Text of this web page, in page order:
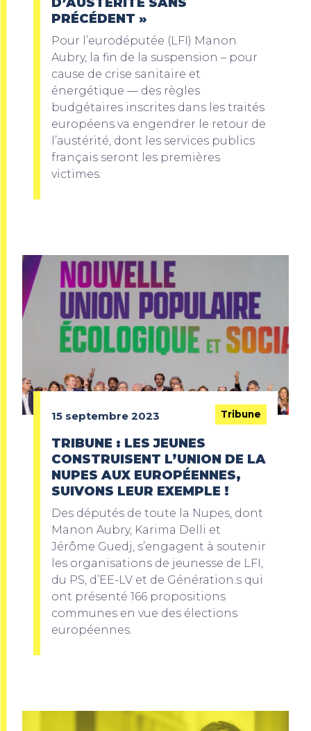
PRÉCÉDENT »
Pour l’eurodéputée (LFI) Manon
Aubry, la fin de la suspension – pour
cause de crise sanitaire et
énergétique — des règles
budgétaires inscrites dans les traités
européens va engendrer le retour de
l’austérité, dont les services publics
français seront les premières
victimes.
15 septembre 2023 Tribune
TRIBUNE : LES JEUNES
CONSTRUISENT L’UNION DE LA
NUPES AUX EUROPÉENNES,
SUIVONS LEUR EXEMPLE !
Des députés de toute la Nupes, dont
Manon Aubry, Karima Delli et
Jérôme Guedj, s’engagent à soutenir
les organisations de jeunesse de LFI,
du PS, d’EE-LV et de Génération.s qui
ont présenté 166 propositions
communes en vue des élections
européennes.